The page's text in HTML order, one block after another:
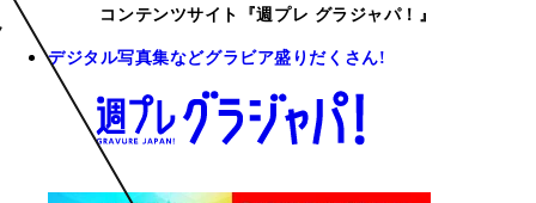
コンテンツサイト『週プレ グラジャパ！』
デジタル写真集などグラビア盛りだくさん!